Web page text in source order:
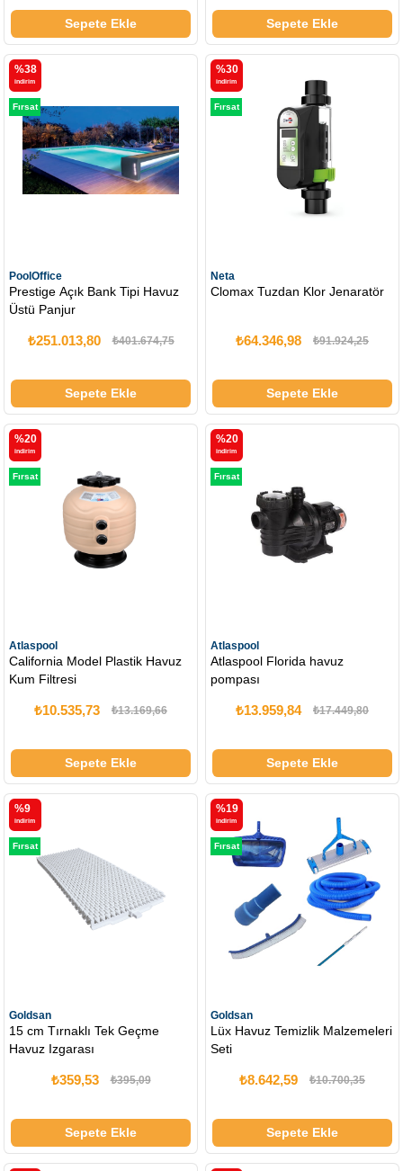
Sepete Ekle Sepete Ekle
PoolOffice
Prestige Açık Bank Tipi Havuz
Üstü Panjur
₺251.013,80 ₺401.674,75
Sepete Ekle
%38
i̇ndirim
Fırsat
Ürünü
Neta
Clomax Tuzdan Klor Jenaratör
₺64.346,98 ₺91.924,25
Sepete Ekle
%30
i̇ndirim
Fırsat
Atlaspool
California Model Plastik Havuz
Kum Filtresi
₺10.535,73 ₺13.169,66
Sepete Ekle
%20
i̇ndirim
Fırsat
Atlaspool
Atlaspool Florida havuz
pompası
₺13.959,84 ₺17.449,80
Sepete Ekle
%20
i̇ndirim
Fırsat
Goldsan
15 cm Tırnaklı Tek Geçme
Havuz Izgarası
₺359,53 ₺395,09
Sepete Ekle
%9
i̇ndirim
Fırsat
Ürünü
Goldsan
Lüx Havuz Temizlik Malzemeleri
Seti
₺8.642,59 ₺10.700,35
Sepete Ekle
%19
i̇ndirim
Fırsat
Ürünü